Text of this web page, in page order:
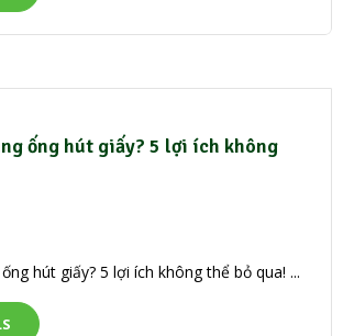
ống hút giấy? 5 lợi ích không
hút giấy? 5 lợi ích không thể bỏ qua! ...